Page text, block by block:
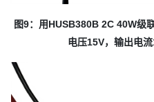
图9：用HUSB380B 2C 40W级
电压15V，输出电